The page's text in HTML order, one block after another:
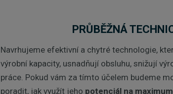
PRŮBĚŽNÁ
Navrhujeme efektivní a chytré technologie,
výrobní kapacity, usnadňují obsluhu, snižují
práce. Pokud vám za tímto účelem budeme
poradit, jak využít jeho potenciál na maximum